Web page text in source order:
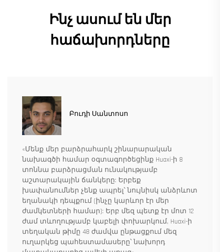
Ինչ ասում են մեր
հաճախորդները
Բուդի Սանտոսո
«Մենք մեր բարձրահարկ շինարարական
նախագծի համար օգտագործեցինք Huaxi-ի 8
տոննա բարձրացման ունակությամբ
աշտարակային ճանկերը: Երբեք
խափանումներ չենք ապրել՝ նույնիսկ անձրևոտ
եղանակի դեպքում (ինչը կարևոր էր մեր
ժամկետների համար): Երբ մեզ պետք էր մոտ 12
ժամ տևողությամբ կաբելի փոխարկում, Huaxi-ի
տեղական թիմը 48 ժամվա ընթացքում մեզ
ուղարկեց պահեստամասերը՝ նախորդ